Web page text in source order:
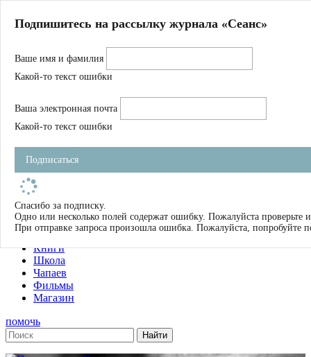
Магазин
Журнал
Школа
Устав
Фильмы
Имена
Тэги
О нас
Журнал
Книги
Школа
Чапаев
Фильмы
Магазин
помочь
Подпишитесь на рассылку журнала «Сеанс»
Ваше имя и фамилия
Какой-то текст ошибки
Ваша электронная почта
Какой-то текст ошибки
Подписаться
Спасибо за подписку.
Одно или несколько полей содержат ошибку. Пожалуйста проверьте
При отправке запроса произошла ошибка. Пожалуйста, попробуйте